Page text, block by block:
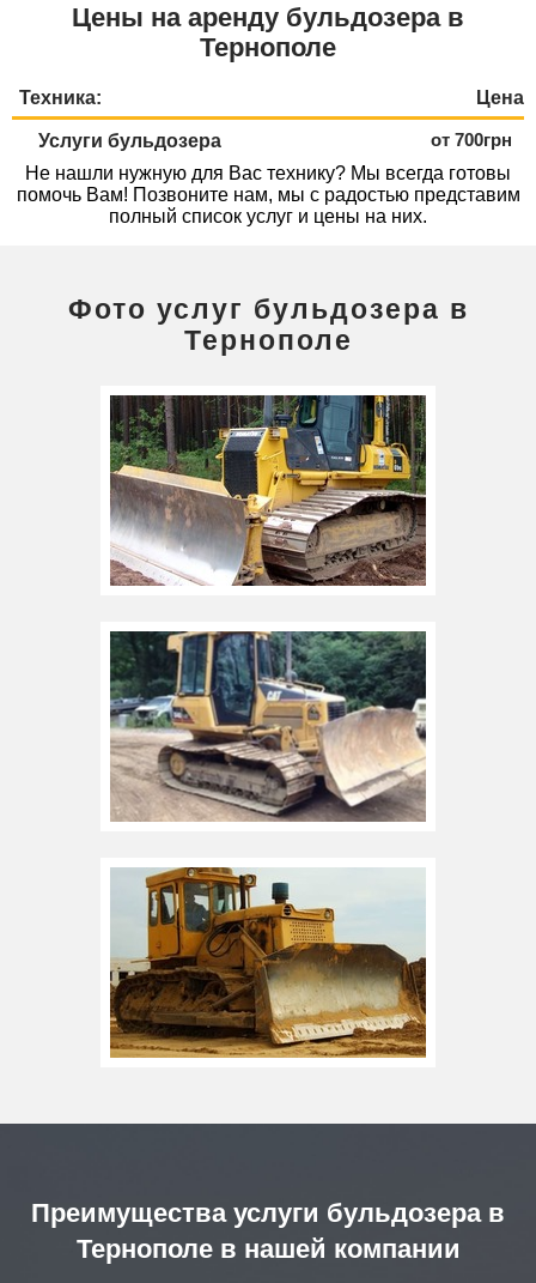
Цены на аренду бульдозера в
Тернополе
Техника: Цена
Услуги бульдозера
от 700грн
Не нашли нужную для Вас технику? Мы всегда готовы
помочь Вам! Позвоните нам, мы с радостью представим
полный список услуг и цены на них.
Фото услуг бульдозера в
Тернополе
Преимущества услуги бульдозера в
Тернополе в нашей компании